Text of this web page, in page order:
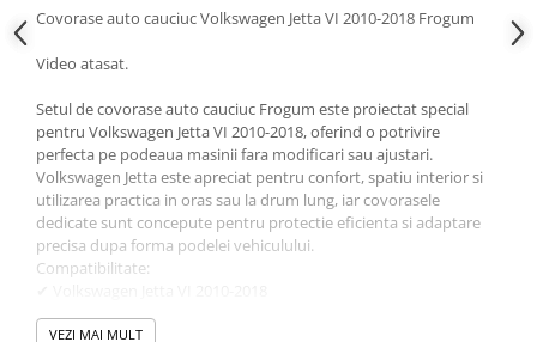
Suport Auto Ochelari
Suporti Numar Inmatriculare
Suporti Telefon Auto
Tetiera Auto
Covorase auto cauciuc Volkswagen Jetta VI 2010-2018 Frogum
Video atasat.
Setul de covorase auto cauciuc Frogum este proiectat special
pentru Volkswagen Jetta VI 2010-2018, oferind o potrivire
perfecta pe podeaua masinii fara modificari sau ajustari.
Volkswagen Jetta este apreciat pentru confort, spatiu interior si
utilizarea practica in oras sau la drum lung, iar covorasele
dedicate sunt concepute pentru protectie eficienta si adaptare
precisa dupa forma podelei vehiculului.
Compatibilitate:
✔ compatibilitate dedicata generatiei Jetta A6
✔ versiuni benzina si diesel
VEZI MAI MULT